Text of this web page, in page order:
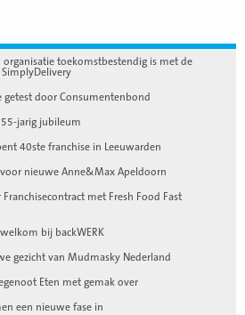
toekomstbestendig is met de
getest door Consumentenbond
jarig jubileum
40ste franchise in Leeuwarden
nieuwe Anne&Max Apeldoorn
met Fresh Food Fast
bij backWERK
gezicht van Mudmasky Nederland
Eten met gemak over
een nieuwe fase in